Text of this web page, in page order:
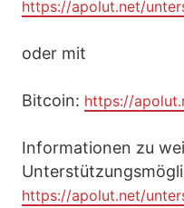
https://apolut.net/
oder mit
Bitcoin: https://
Informationen zu
https://apolut.net/